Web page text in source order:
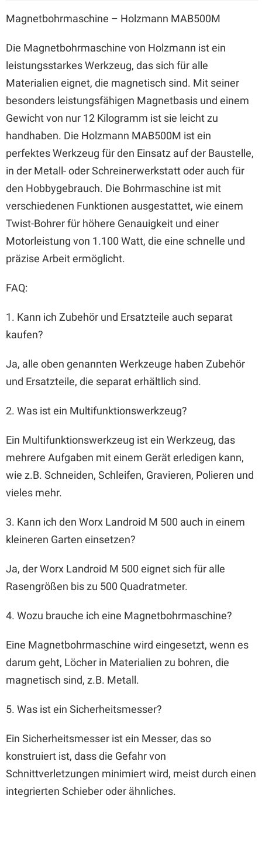
Magnetbohrmaschine – Holzmann MAB500M
Die Magnetbohrmaschine von Holzmann ist ein
leistungsstarkes Werkzeug, das sich für alle
Materialien eignet, die magnetisch sind. Mit seiner
besonders leistungsfähigen Magnetbasis und einem
Gewicht von nur 12 Kilogramm ist sie leicht zu
handhaben. Die Holzmann MAB500M ist ein
perfektes Werkzeug für den Einsatz auf der Baustelle,
in der Metall- oder Schreinerwerkstatt oder auch für
den Hobbygebrauch. Die Bohrmaschine ist mit
verschiedenen Funktionen ausgestattet, wie einem
Twist-Bohrer für höhere Genauigkeit und einer
Motorleistung von 1.100 Watt, die eine schnelle und
präzise Arbeit ermöglicht.
FAQ:
1. Kann ich Zubehör und Ersatzteile auch separat
kaufen?
Ja, alle oben genannten Werkzeuge haben Zubehör
und Ersatzteile, die separat erhältlich sind.
2. Was ist ein Multifunktionswerkzeug?
Ein Multifunktionswerkzeug ist ein Werkzeug, das
mehrere Aufgaben mit einem Gerät erledigen kann,
wie z.B. Schneiden, Schleifen, Gravieren, Polieren und
vieles mehr.
3. Kann ich den Worx Landroid M 500 auch in einem
kleineren Garten einsetzen?
Ja, der Worx Landroid M 500 eignet sich für alle
Rasengrößen bis zu 500 Quadratmeter.
4. Wozu brauche ich eine Magnetbohrmaschine?
Eine Magnetbohrmaschine wird eingesetzt, wenn es
darum geht, Löcher in Materialien zu bohren, die
magnetisch sind, z.B. Metall.
5. Was ist ein Sicherheitsmesser?
Ein Sicherheitsmesser ist ein Messer, das so
konstruiert ist, dass die Gefahr von
Schnittverletzungen minimiert wird, meist durch einen
integrierten Schieber oder ähnliches.